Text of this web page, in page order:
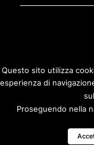
© Copyright Ordine
Questo sito utilizza
esperienza di
Proseguendo nella